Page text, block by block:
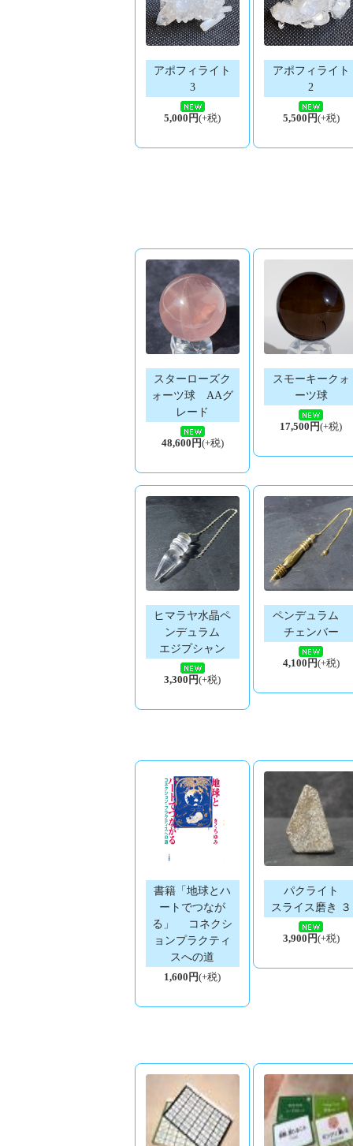
アポフィライト
3
5,000円(+税)
アポフィライト
2
5,500円(+税)
スターローズク
ォーツ球 AAグ
レード
48,600円(+税)
スモーキークォ
ーツ球
17,500円(+税)
ヒマラヤ水晶ペ
ンデュラム
エジプシャン
3,300円(+税)
ペンデュラム
チェンバー
4,100円(+税)
書籍「地球とハ
ートでつなが
る」 コネクシ
ョンプラクティ
スへの道
1,600円(+税)
パクライト
スライス磨き ３
3,900円(+税)